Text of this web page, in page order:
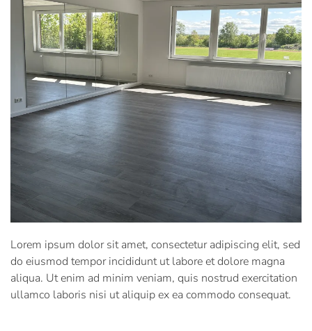
Lorem ipsum dolor sit amet, consectetur adipiscing elit, sed
do eiusmod tempor incididunt ut labore et dolore magna
aliqua. Ut enim ad minim veniam, quis nostrud exercitation
ullamco laboris nisi ut aliquip ex ea commodo consequat.